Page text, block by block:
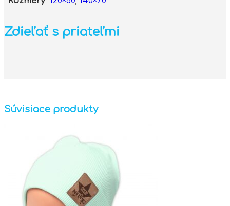
Zdieľať s priateľmi
Súvisiace produkty